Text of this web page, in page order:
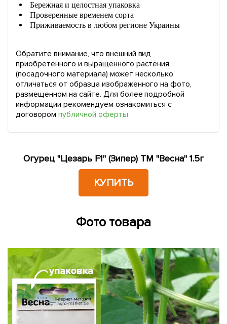
Бережная и целостная упаковка
Проверенные временем сорта
Приживаемость в любом регионе Украины
Обратите внимание, что внешний вид
приобретенного и выращенного растения
(посадочного материала) может несколько
отличаться от образца изображенного на фото,
размещенном на сайте. Для более подробной
информации рекомендуем ознакомиться с
договором публичной оферты
Огурец "Цезарь F1" (Зипер) ТМ "Весна" 1.5г
КУПИТЬ
Фото товара